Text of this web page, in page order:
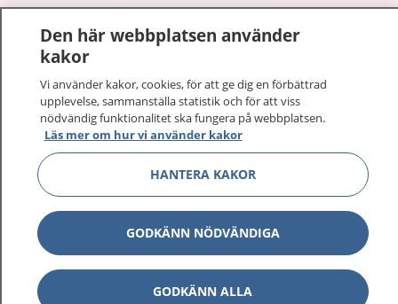
1177 på flera språk
Om 1177 Visa
Visa
Behandling av personuppgifter
Den här webbplatsen använder
kakor
Vi använder kakor, cookies, för att ge dig en förbättrad
upplevelse, sammanställa statistik och för att viss
nödvändig funktionalitet ska fungera på webbplatsen.
Läs mer om hur vi använder kakor
HANTERA KAKOR
GODKÄNN NÖDVÄNDIGA
GODKÄNN ALLA